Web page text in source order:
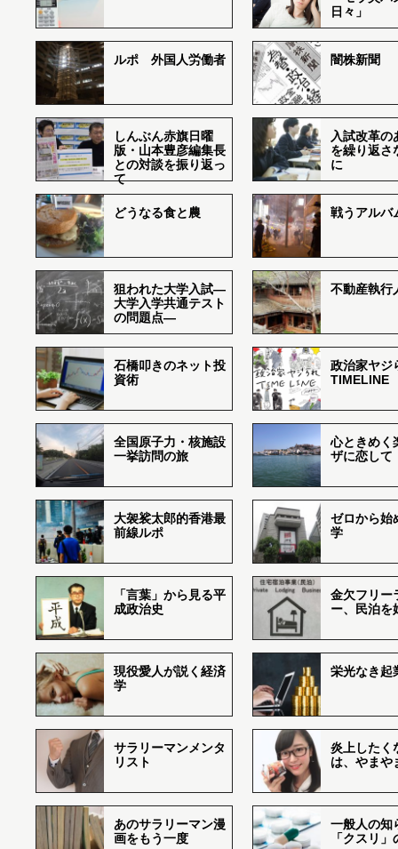
日々」
ルポ 外国人労働者 闇株新聞
しんぶん赤旗日曜
版・山本豊彦編集長
との対談を振り返っ
て
入試改革の
を繰り返さ
に
どうなる食と農 戦うアルバ
狙われた大学入試―
大学入学共通テスト
の問題点―
不動産執行
石橋叩きのネット投
資術
政治家ヤジ
TIMELINE
全国原子力・核施設
一挙訪問の旅
心ときめく
ザに恋して
大袈裟太郎的香港最
前線ルポ
ゼロから始
学
「言葉」から見る平
成政治史
金欠フリー
ー、民泊を
現役愛人が説く経済
学
栄光なき起
サラリーマンメンタ
リスト
炎上したく
は、やまや
あのサラリーマン漫
画をもう一度
一般人の知
「クスリ